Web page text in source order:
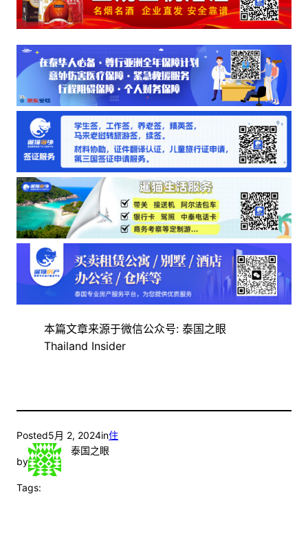
本篇文章来源于微信公众号: 泰国之眼
Thailand Insider
Posted5月 2, 2024in住
by
泰国之眼
Tags: